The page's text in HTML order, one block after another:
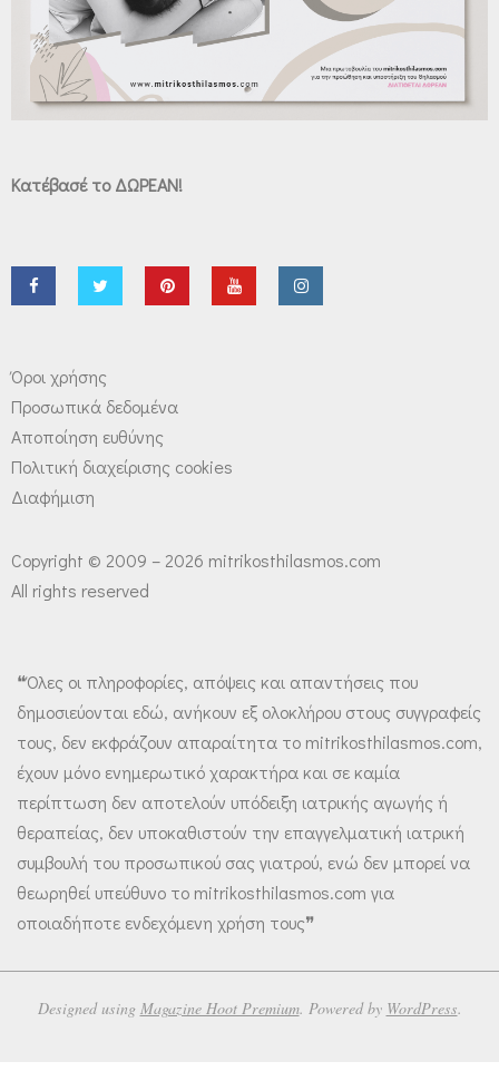
Κατέβασέ το ΔΩΡΕΑΝ!
Όροι χρήσης
Προσωπικά δεδομένα
Αποποίηση ευθύνης
Πολιτική διαχείρισης cookies
Διαφήμιση
Copyright © 2009 – 2026 mitrikosthilasmos.com
All rights reserved
❝Όλες οι πληροφορίες, απόψεις και απαντήσεις που
δημοσιεύονται εδώ, ανήκουν εξ ολοκλήρου στους συγγραφείς
τους, δεν εκφράζουν απαραίτητα το mitrikosthilasmos.com,
έχουν μόνο ενημερωτικό χαρακτήρα και σε καμία
περίπτωση δεν αποτελούν υπόδειξη ιατρικής αγωγής ή
θεραπείας, δεν υποκαθιστούν την επαγγελματική ιατρική
συμβουλή του προσωπικού σας γιατρού, ενώ δεν μπορεί να
θεωρηθεί υπεύθυνο το mitrikosthilasmos.com για
οποιαδήποτε ενδεχόμενη χρήση τους❞
Designed using Magazine Hoot Premium. Powered by WordPress.